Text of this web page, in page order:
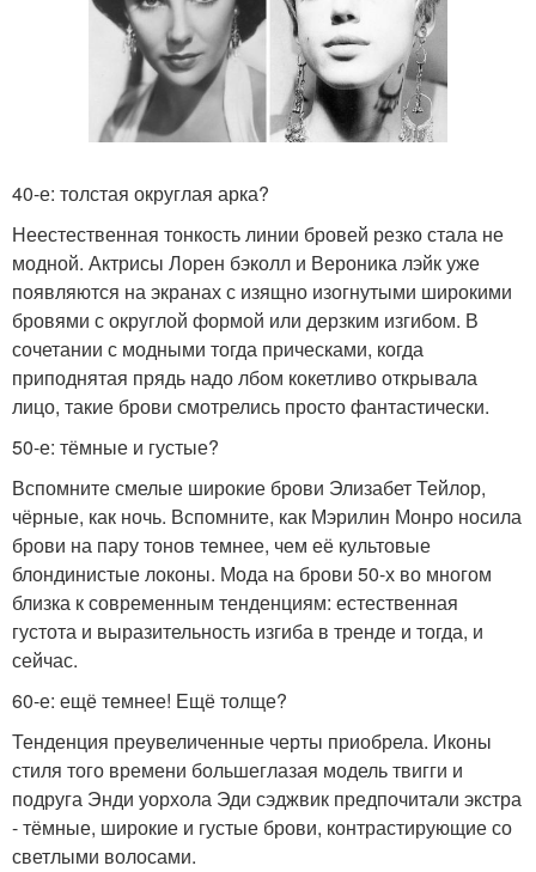
40-е: толстая округлая арка?
Неестественная тонкость линии бровей резко стала не
модной. Актрисы Лорен бэколл и Вероника лэйк уже
появляются на экранах с изящно изогнутыми широкими
бровями с округлой формой или дерзким изгибом. В
сочетании с модными тогда прическами, когда
приподнятая прядь надо лбом кокетливо открывала
лицо, такие брови смотрелись просто фантастически.
50-е: тёмные и густые?
Вспомните смелые широкие брови Элизабет Тейлор,
чёрные, как ночь. Вспомните, как Мэрилин Монро носила
брови на пару тонов темнее, чем её культовые
блондинистые локоны. Мода на брови 50-х во многом
близка к современным тенденциям: естественная
густота и выразительность изгиба в тренде и тогда, и
сейчас.
60-е: ещё темнее! Ещё толще?
Тенденция преувеличенные черты приобрела. Иконы
стиля того времени большеглазая модель твигги и
подруга Энди уорхола Эди сэджвик предпочитали экстра
- тёмные, широкие и густые брови, контрастирующие со
светлыми волосами.